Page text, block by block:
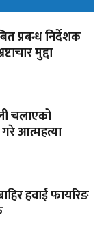
प्रबन्ध निर्देशक
मुद्दा
चलाएको
आत्महत्या
हवाई फायरिङ